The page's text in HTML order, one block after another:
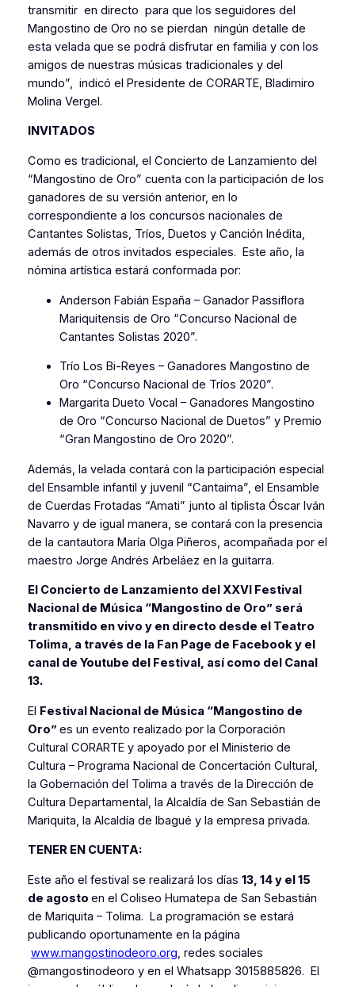
transmitir en directo para que los seguidores del
Mangostino de Oro no se pierdan ningún detalle de
esta velada que se podrá disfrutar en familia y con los
amigos de nuestras músicas tradicionales y del
mundo”, indicó el Presidente de CORARTE, Bladimiro
Molina Vergel.
INVITADOS
Como es tradicional, el Concierto de Lanzamiento del
“Mangostino de Oro” cuenta con la participación de los
ganadores de su versión anterior, en lo
correspondiente a los concursos nacionales de
Cantantes Solistas, Tríos, Duetos y Canción Inédita,
además de otros invitados especiales. Este año, la
nómina artística estará conformada por:
Anderson Fabián España – Ganador Passiflora
Mariquitensis de Oro “Concurso Nacional de
Cantantes Solistas 2020”.
Trío Los Bi-Reyes – Ganadores Mangostino de
Oro “Concurso Nacional de Tríos 2020”.
Margarita Dueto Vocal – Ganadores Mangostino
de Oro “Concurso Nacional de Duetos” y Premio
“Gran Mangostino de Oro 2020”.
Además, la velada contará con la participación especial
del Ensamble infantil y juvenil “Cantaima”, el Ensamble
de Cuerdas Frotadas “Amati” junto al tiplista Óscar Iván
Navarro y de igual manera, se contará con la presencia
de la cantautora María Olga Piñeros, acompañada por el
maestro Jorge Andrés Arbeláez en la guitarra.
El Concierto de Lanzamiento del XXVI Festival
Nacional de Música “Mangostino de Oro” será
transmitido en vivo y en directo desde el Teatro
Tolima, a través de la Fan Page de Facebook y el
canal de Youtube del Festival, así como del Canal
13.
El Festival Nacional de Música “Mangostino de
Oro” es un evento realizado por la Corporación
Cultural CORARTE y apoyado por el Ministerio de
Cultura – Programa Nacional de Concertación Cultural,
la Gobernación del Tolima a través de la Dirección de
Cultura Departamental, la Alcaldía de San Sebastián de
Mariquita, la Alcaldía de Ibagué y la empresa privada.
TENER EN CUENTA:
Este año el festival se realizará los días 13, 14 y el 15
de agosto en el Coliseo Humatepa de San Sebastián
de Mariquita – Tolima. La programación se estará
publicando oportunamente en la página
www.mangostinodeoro.org, redes sociales
@mangostinodeoro y en el Whatsapp 3015885826. El